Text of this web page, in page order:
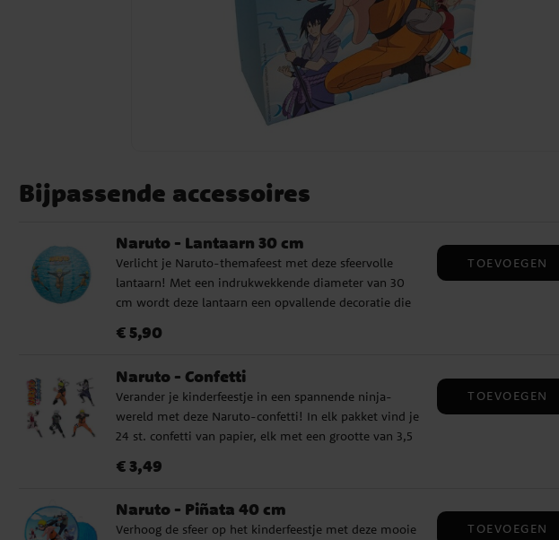
Bijpassende accessoires
Naruto - Lantaarn 30 cm
Verlicht je Naruto-themafeest met deze sfeervolle
lantaarn! Met een indrukwekkende diameter van 30
cm wordt deze lantaarn een opvallende decoratie die
feest.
Prijs :€ 5,90
€ 5,90
TOEVOEGEN
Naruto - Confetti
Verander je kinderfeestje in een spannende ninja-
wereld met deze Naruto-confetti! In elk pakket vind je
24 st. confetti van papier, elk met een grootte van 3,5
verspreiden.
Prijs :€ 3,49
€ 3,49
TOEVOEGEN
Naruto - Piñata 40 cm
Verhoog de sfeer op het kinderfeestje met deze mooie
TOEVOEGEN